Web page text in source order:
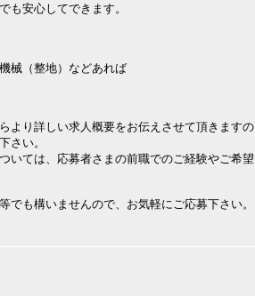
も安心してできます。
械（整地）などあれば
より詳しい求人概要をお伝えさせて頂きますの
さい。
いては、応募者さまの前職でのご経験やご希望
でも構いませんので、お気軽にご応募下さい。